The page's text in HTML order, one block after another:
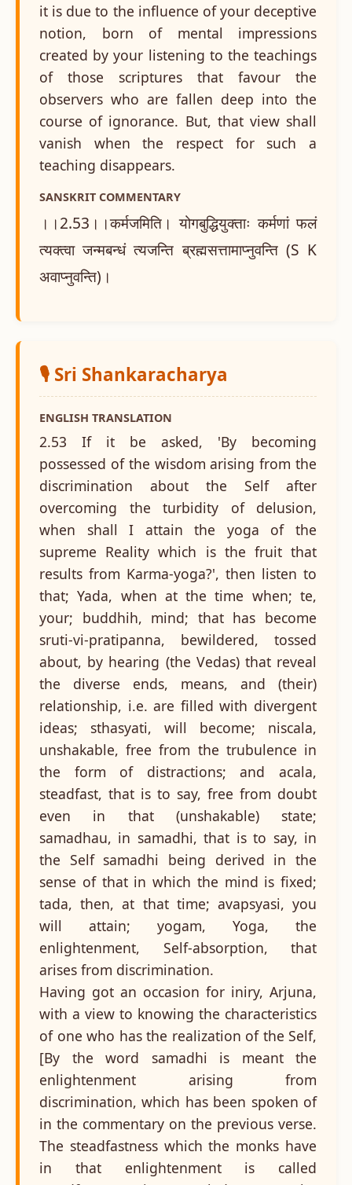
it is due to the influence of your deceptive
notion, born of mental impressions
created by your listening to the teachings
of those scriptures that favour the
observers who are fallen deep into the
course of ignorance. But, that view shall
vanish when the respect for such a
teaching disappears.
SANSKRIT COMMENTARY
।।2.53।।कर्मजमिति। योगबुद्धियुक्ताः कर्मणां फलं
त्यक्त्वा जन्मबन्धं त्यजन्ति ब्रह्मसत्तामाप्नुवन्ति (S K
अवाप्नुवन्ति)।
🎙️ Sri Shankaracharya
ENGLISH TRANSLATION
2.53 If it be asked, 'By becoming
possessed of the wisdom arising from the
discrimination about the Self after
overcoming the turbidity of delusion,
when shall I attain the yoga of the
supreme Reality which is the fruit that
results from Karma-yoga?', then listen to
that; Yada, when at the time when; te,
your; buddhih, mind; that has become
sruti-vi-pratipanna, bewildered, tossed
about, by hearing (the Vedas) that reveal
the diverse ends, means, and (their)
relationship, i.e. are filled with divergent
ideas; sthasyati, will become; niscala,
unshakable, free from the trubulence in
the form of distractions; and acala,
steadfast, that is to say, free from doubt
even in that (unshakable) state;
samadhau, in samadhi, that is to say, in
the Self samadhi being derived in the
sense of that in which the mind is fixed;
tada, then, at that time; avapsyasi, you
will attain; yogam, Yoga, the
enlightenment, Self-absorption, that
arises from discrimination.
Having got an occasion for iniry, Arjuna,
with a view to knowing the characteristics
of one who has the realization of the Self,
[By the word samadhi is meant the
enlightenment arising from
discrimination, which has been spoken of
in the commentary on the previous verse.
The steadfastness which the monks have
in that enlightenment is called